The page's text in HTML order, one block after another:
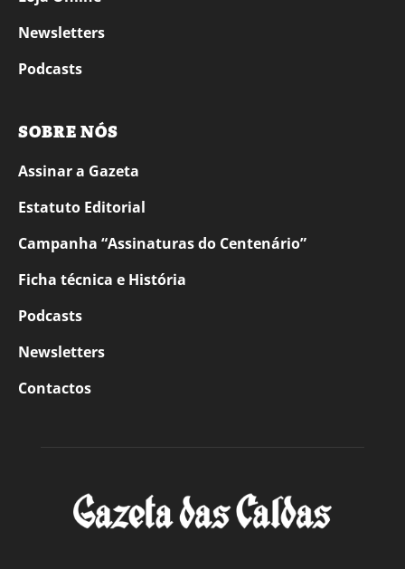
Newsletters
Podcasts
SOBRE NÓS
Assinar a Gazeta
Estatuto Editorial
Campanha “Assinaturas do Centenário”
Ficha técnica e História
Podcasts
Newsletters
Contactos